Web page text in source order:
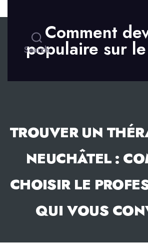
Search
Comment
populaire sur
TROUVER UN
NEUCHÂTEL :
CHOISIR LE
QUI VOUS